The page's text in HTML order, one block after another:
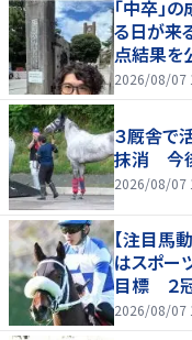
「中卒」
る日が来
点結果を
2026/08/07
３厩舎で
抹消 今
2026/08/07
【注目馬
はスポー
目標 ２
2026/08/07